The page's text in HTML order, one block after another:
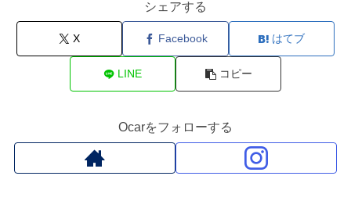
シェアする
X Facebook はてブ
LINE コピー
Ocarをフォローする